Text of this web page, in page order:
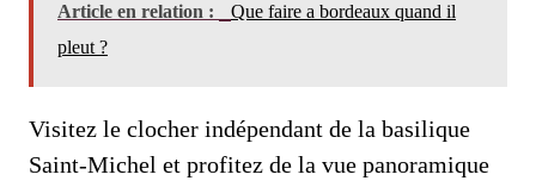
Article en relation :
Que faire a bordeaux quand il
pleut ?
Visitez le clocher indépendant de la basilique
Saint-Michel et profitez de la vue panoramique